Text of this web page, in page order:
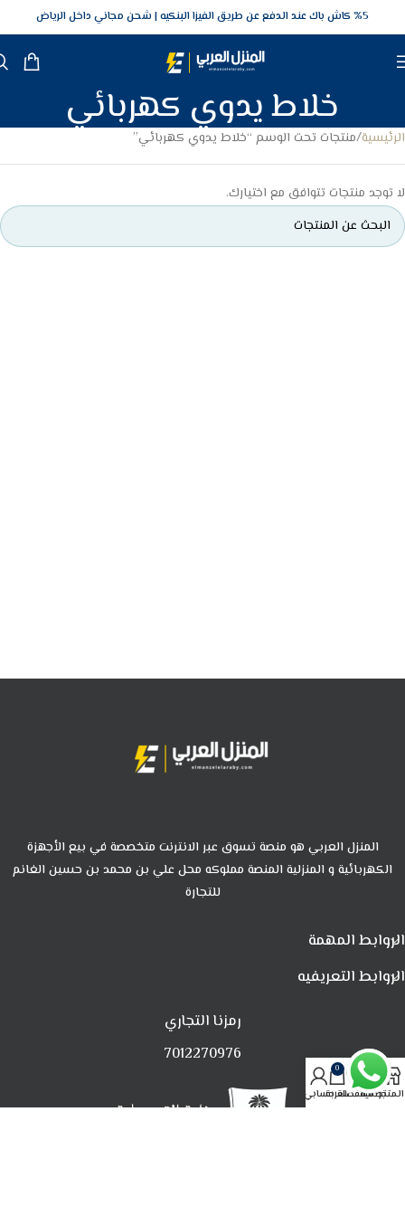
5‎% كاش باك عند الدفع عن طريق الفيزا البنكيه شحن مجاني داخل الرياض
خلاط يدوي كهربائي
الرئيسية منتجات تحت الوسم “خلاط يدوي كهربائي”
لا توجد منتجات تتوافق مع اختيارك.
المنزل العربي هو منصة تسوق عبر الانترنت متخصصة في بيع الأجهزة
الكهربائية و المنزلية المنصة مملوكه محل علي بن محمد بن حسين الغانم
للتجارة
الروابط المهمة
الروابط التعريفيه
رمزنا التجاري
7012270976
المتجرتصفيةالمفضلة
0
العربةحسابي